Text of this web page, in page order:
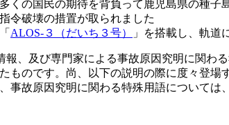
くの国民の期待を背負って鹿児島県の種
令破壊の措置が取られました
ALOS-３（だいち３号） 」を搭載し、軌道
報、及び専門家による事故原因究明に関わ
ものです。尚、以下の説明の際に度々登
事故原因究明に関わる特殊用語については